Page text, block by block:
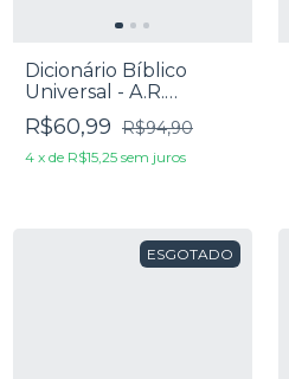
Dicionário Bíblico
Universal - A.R.
Buckland & Lukyn
Williams
R$60,99 R$94,90
4 x de R$15,25 sem juros
ESGOTADO